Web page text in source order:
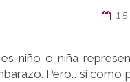
niño o niña
Pero… si